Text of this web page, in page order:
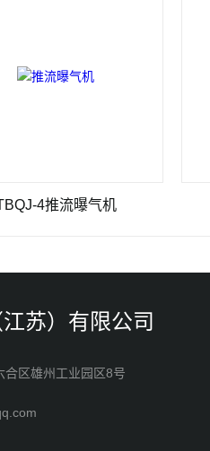
流曝气机
苏）有限公司
合区雄州工业园区8号